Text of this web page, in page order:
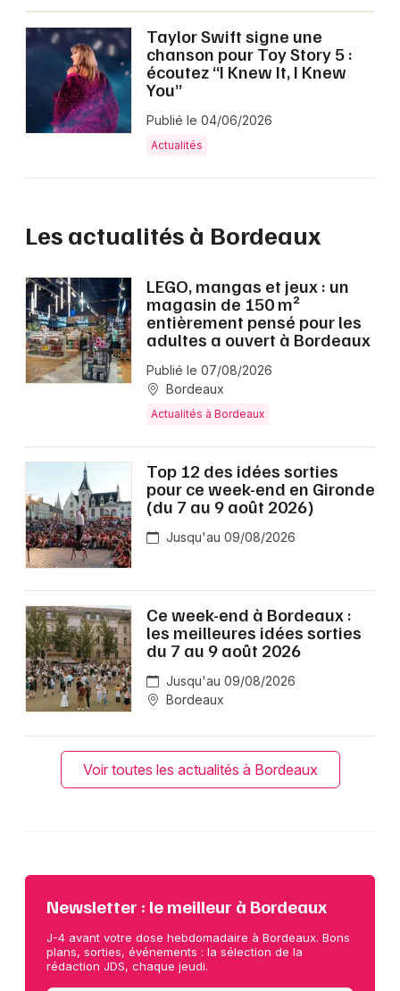
Taylor Swift signe une
chanson pour Toy Story 5 :
écoutez “I Knew It, I Knew
You”
Publié le 04/06/2026
Actualités
Les actualités à Bordeaux
LEGO, mangas et jeux : un
magasin de 150 m²
entièrement pensé pour les
adultes a ouvert à Bordeaux
Publié le 07/08/2026
Bordeaux
Actualités à Bordeaux
Top 12 des idées sorties
pour ce week-end en Gironde
(du 7 au 9 août 2026)
Jusqu'au 09/08/2026
Ce week-end à Bordeaux :
les meilleures idées sorties
du 7 au 9 août 2026
Jusqu'au 09/08/2026
Bordeaux
Voir toutes les actualités à Bordeaux
Newsletter : le meilleur à Bordeaux
J-4 avant votre dose hebdomadaire à Bordeaux. Bons
plans, sorties, événements : la sélection de la
rédaction JDS, chaque jeudi.